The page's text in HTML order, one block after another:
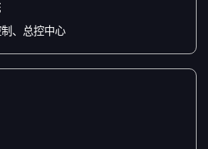
、总控中心